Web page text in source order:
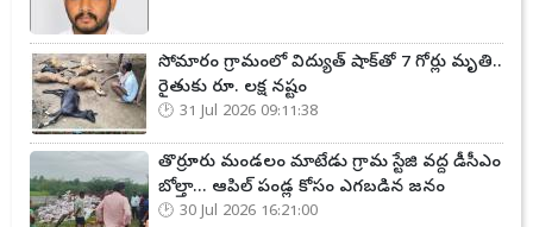
సోమారం గ్రామంలో విద్యుత్ షాక్‌తో 7 గోర్లు మృతి..
రైతుకు రూ. లక్ష నష్టం
31 Jul 2026 09:11:38
తొర్రూరు మండలం మాటేడు గ్రామ స్టేజి వద్ద డీసీఎం
బోల్తా... ఆపిల్ పండ్ల కోసం ఎగబడిన జనం
30 Jul 2026 16:21:00